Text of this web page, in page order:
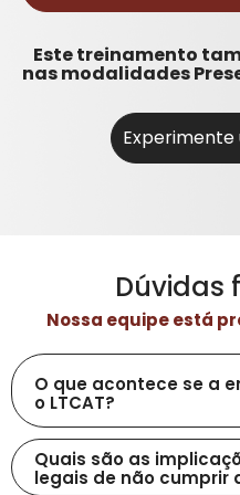
equipamentos;
Como é
rede elétrica.
Tipos de
pessoas;
prevenção de
Programa de
Riscos (PGR)
Emergência
ambiente do
Este treinamento
nas modalidades
Experimente
Dúvidas
Nossa equipe está
O que acontece se a
o LTCAT?
As organizações estão
emitidas pela fiscalização
Quais são as
legais de não cumprir